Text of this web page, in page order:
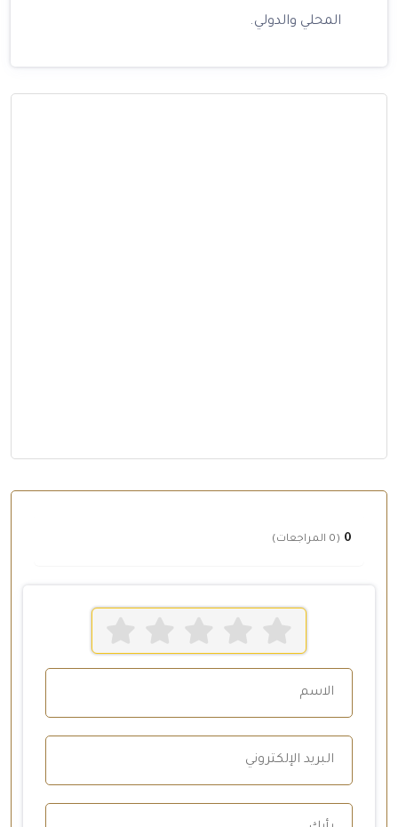
المحلي والدولي.
0 (0 المراجعات)